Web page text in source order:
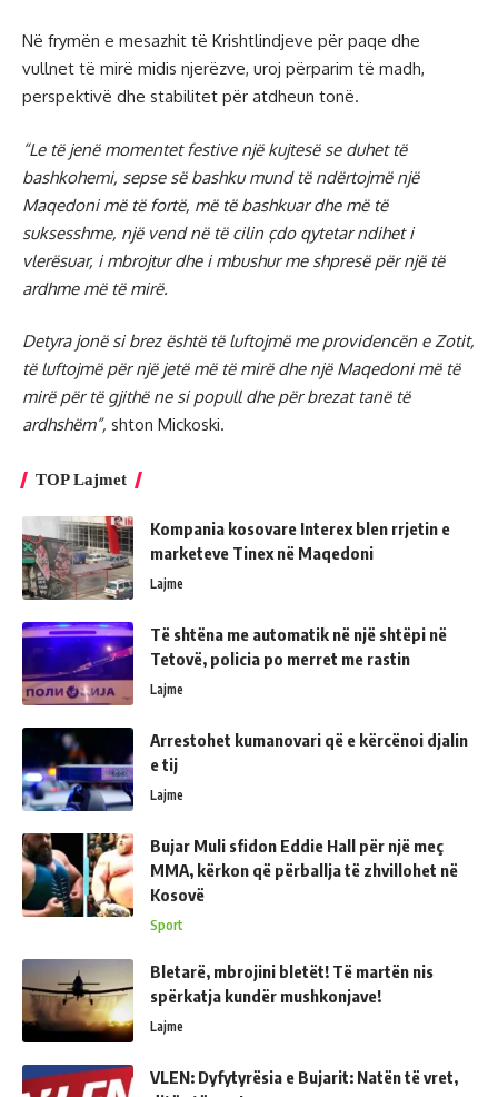
Në frymën e mesazhit të Krishtlindjeve për paqe dhe
vullnet të mirë midis njerëzve, uroj përparim të madh,
perspektivë dhe stabilitet për atdheun tonë.
“Le të jenë momentet festive një kujtesë se duhet të
bashkohemi, sepse së bashku mund të ndërtojmë një
Maqedoni më të fortë, më të bashkuar dhe më të
suksesshme, një vend në të cilin çdo qytetar ndihet i
vlerësuar, i mbrojtur dhe i mbushur me shpresë për një të
ardhme më të mirë.
Detyra jonë si brez është të luftojmë me providencën e Zotit,
të luftojmë për një jetë më të mirë dhe një Maqedoni më të
mirë për të gjithë ne si popull dhe për brezat tanë të
ardhshëm”, shton Mickoski.
TOP Lajmet
Kompania kosovare Interex blen rrjetin e
marketeve Tinex në Maqedoni
Lajme
Të shtëna me automatik në një shtëpi në
Tetovë, policia po merret me rastin
Lajme
Arrestohet kumanovari që e kërcënoi djalin
e tij
Lajme
Bujar Muli sfidon Eddie Hall për një meç
MMA, kërkon që përballja të zhvillohet në
Kosovë
Sport
Bletarë, mbrojini bletët! Të martën nis
spërkatja kundër mushkonjave!
Lajme
VLEN: Dyfytyrësia e Bujarit: Natën të vret,